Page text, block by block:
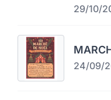
29/10/
24/09/